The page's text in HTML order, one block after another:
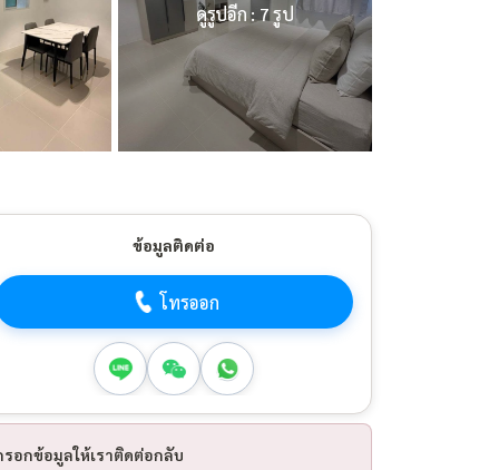
ดูรูปอีก : 7 รูป
ข้อมูลติดต่อ
โทรออก
รอกข้อมูลให้เราติดต่อกลับ